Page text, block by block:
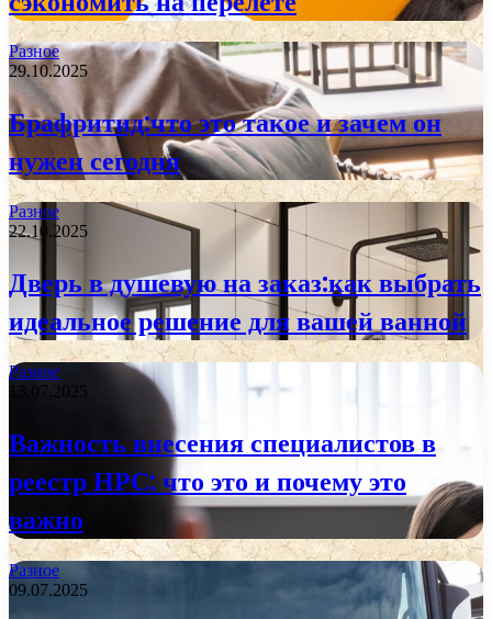
Разное
29.10.2025
Брафритид:что это такое и зачем он
нужен сегодня
Разное
22.10.2025
Дверь в душевую на заказ:как выбрать
идеальное решение для вашей ванной
Разное
13.07.2025
Важность внесения специалистов в
реестр НРС: что это и почему это
важно
Разное
09.07.2025